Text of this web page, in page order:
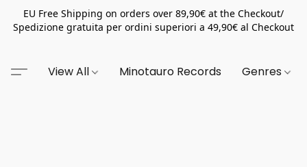
EU Free Shipping on orders over 89,90€ at the Checkout/
Spedizione gratuita per ordini superiori a 49,90€ al Checkout
View All Minotauro Records Genres